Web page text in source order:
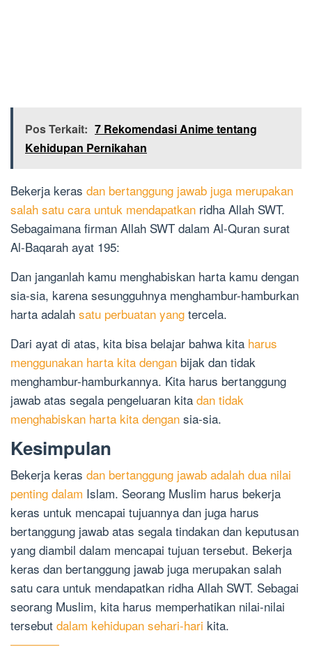
Pos Terkait: 7 Rekomendasi Anime tentang
Kehidupan Pernikahan
Bekerja keras dan bertanggung jawab juga merupakan
salah satu cara untuk mendapatkan ridha Allah SWT.
Sebagaimana firman Allah SWT dalam Al-Quran surat
Al-Baqarah ayat 195:
Dan janganlah kamu menghabiskan harta kamu dengan
sia-sia, karena sesungguhnya menghambur-hamburkan
harta adalah satu perbuatan yang tercela.
Dari ayat di atas, kita bisa belajar bahwa kita harus
menggunakan harta kita dengan bijak dan tidak
menghambur-hamburkannya. Kita harus bertanggung
jawab atas segala pengeluaran kita dan tidak
menghabiskan harta kita dengan sia-sia.
Kesimpulan
Bekerja keras dan bertanggung jawab adalah dua nilai
penting dalam Islam. Seorang Muslim harus bekerja
keras untuk mencapai tujuannya dan juga harus
bertanggung jawab atas segala tindakan dan keputusan
yang diambil dalam mencapai tujuan tersebut. Bekerja
keras dan bertanggung jawab juga merupakan salah
satu cara untuk mendapatkan ridha Allah SWT. Sebagai
seorang Muslim, kita harus memperhatikan nilai-nilai
tersebut dalam kehidupan sehari-hari kita.